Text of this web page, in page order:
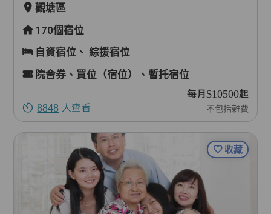
觀塘區
170個宿位
自資宿位、綜援宿位
院舍券、買位（宿位）、暫托宿位
8848 人查看
每月$10500起
不包括雜費
收藏